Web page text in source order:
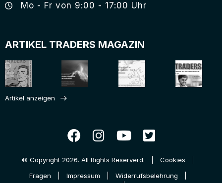
Mo - Fr von 9:00 - 17:00 Uhr
ARTIKEL TRADERS MAGAZIN
Artikel anzeigen
© Copyright 2026. All Rights Reserverd.
Cookies
Fragen
Impressum
Widerrufsbelehrung